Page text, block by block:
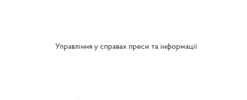
Управління у справах преси та інформації